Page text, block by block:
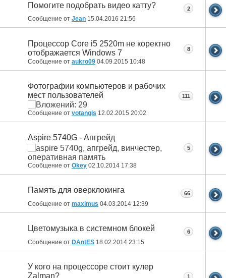
Помогите подобрать видео катту?
Сообщение от Jean 15.04.2016 21:56
2
Процессор Core i5 2520m не коректно
отображается Windows 7
Сообщение от aukro09 04.09.2015 10:48
8
Фотографии компьютеров и рабочих
мест пользователей
Сообщение от votangis 12.02.2015 20:02
111
Aspire 5740G - Апгрейд
Сообщение от Okey 02.10.2014 17:38
5
Память для оверклокинга
Сообщение от maximus 04.03.2014 12:39
66
Цветомузыка в системном блокей
Сообщение от DAntES 18.02.2014 23:15
6
У кого на процессоре стоит кулер
Zalman?
1